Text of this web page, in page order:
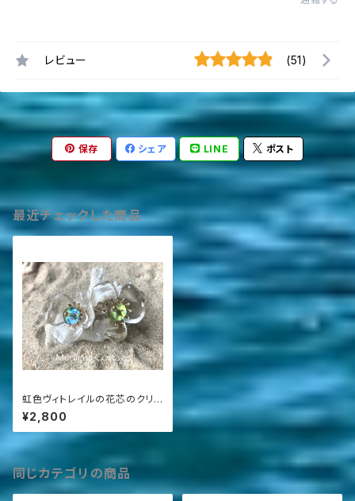
レビュー (51)
保存 シェア LINE ポスト
最近チェックした商品
虹色ヴィトレイルの花芯のクリア
なお花イヤリング
¥2,800
同じカテゴリの商品